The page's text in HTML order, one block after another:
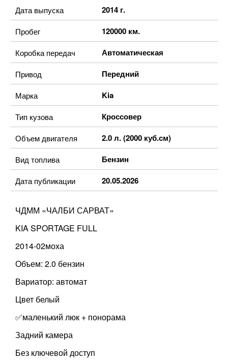
Дата выпуска 2014 г.
Пробег 120000 км.
Коробка передач Автоматическая
Привод Передний
Марка Kia
Тип кузова Кроссовер
Объем двигателя 2.0 л. (2000 куб.см)
Вид топлива Бензин
Дата публикации 20.05.2026
ЧДММ «ЧАЛБИ САРВАТ»
KIA SPORTAGE FULL
2014-02моха
Объем: 2.0 бензин
Вариатор: автомат
Цвет белый
✅маленький люк + понорама
Задний камера
Без ключевой доступ